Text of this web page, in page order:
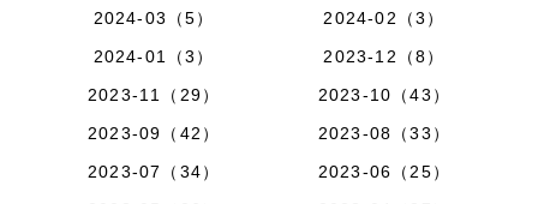
2024-03（5）
2024-02（3）
2024-01（3）
2023-12（8）
2023-11（29）
2023-10（43）
2023-09（42）
2023-08（33）
2023-07（34）
2023-06（25）